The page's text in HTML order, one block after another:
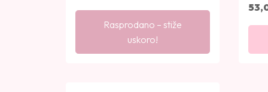
Rasprodano – stiže
uskoro!